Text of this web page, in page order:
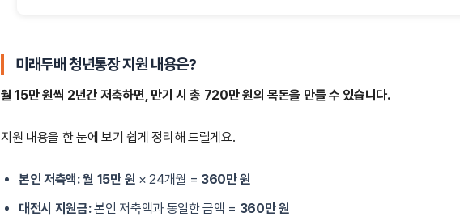
미래두배 청년통장 지원 내용은?
월 15만 원씩 2년간 저축하면, 만기 시 총 720만 원의 목돈을 만들 수 있습니다.
지원 내용을 한 눈에 보기 쉽게 정리해 드릴게요.
본인 저축액:월 15만 원 × 24개월 = 360만 원
대전시 지원금:본인 저축액과 동일한 금액 = 360만 원